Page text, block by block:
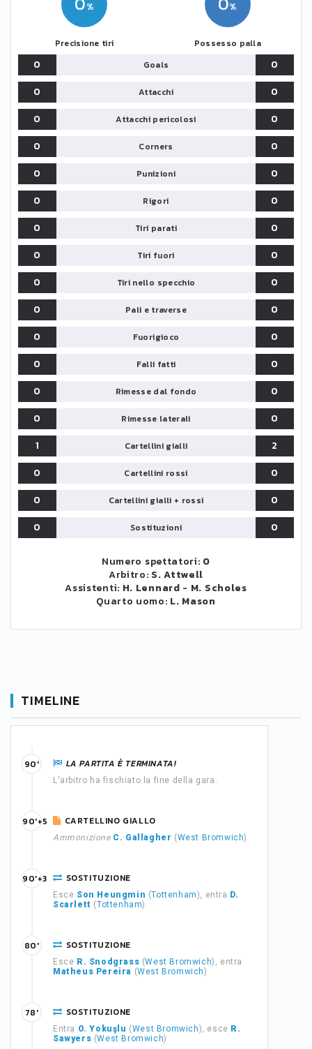
Precisione tiri Possesso palla
0 Goals
0
0
Attacchi
0
0
Attacchi pericolosi
0
0
Corners
0
0
Punizioni
0
0
Rigori
0
0
Tiri parati
0
0
Tiri fuori
0
0
Tiri nello specchio
0
0
Pali e traverse
0
0
Fuorigioco
0
0
Falli fatti
0
0
Rimesse dal fondo
0
0
Rimesse laterali
0
1
Cartellini gialli
2
0
Cartellini rossi
0
0
Cartellini gialli + rossi
0
0
Sostituzioni 0
Numero spettatori: 0
Arbitro: S. Attwell
Assistenti: H. Lennard - M. Scholes
Quarto uomo: L. Mason
TIMELINE
LA PARTITA È TERMINATA!
L'arbitro ha fischiato la fine della gara.
90'
CARTELLINO GIALLO
Ammonizione C. Gallagher (West Bromwich)
90'+5
SOSTITUZIONE
Esce Son Heungmin (Tottenham), entra D.
Scarlett (Tottenham)
90'+3
SOSTITUZIONE
Esce R. Snodgrass (West Bromwich), entra
Matheus Pereira (West Bromwich)
80'
SOSTITUZIONE
Entra O. Yokuşlu (West Bromwich), esce R.
Sawyers (West Bromwich)
78'